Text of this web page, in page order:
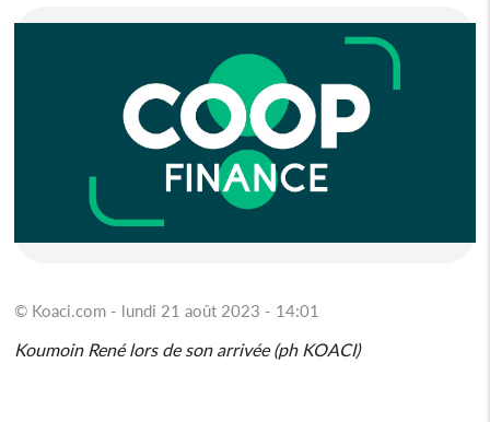
© Koaci.com - lundi 21 août 2023 - 14:01
Koumoin René lors de son arrivée (ph KOACI)